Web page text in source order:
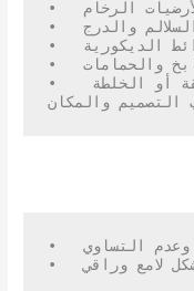
•   تركيب الأرضيات الرخام.
•   تركيب السلالم والدرج.
•   تركيب رخام الحوائط والحوائط الديكورية.
•   تركيب الرخام في المطابخ والحمامات.
•   تثبيت الرخام باستخدام مواد لاصقة أو الخلطة
•   جلي الرخام لإزالة الخدوش وعدم التساوي.